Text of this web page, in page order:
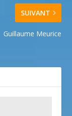
SUIVANT
Guillaume Meurice